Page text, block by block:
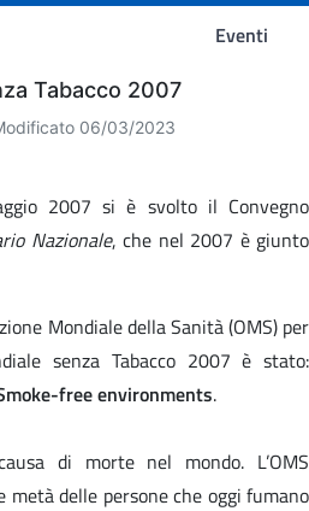
Eventi
Tabacco 2007
06/03/2023
2007 si è svolto il Convegno
Nazionale, che nel 2007 è giunto
Mondiale della Sanità (OMS) per
senza Tabacco 2007 è stato:
free environments.
di morte nel mondo. L’OMS
delle persone che oggi fumano